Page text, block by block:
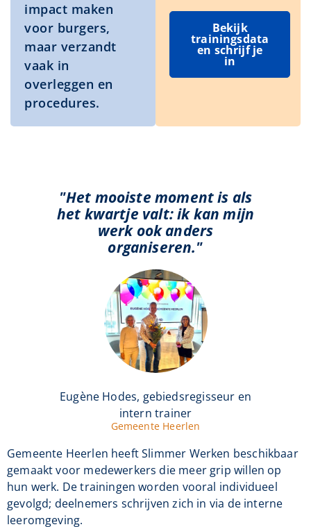
impact maken
voor burgers,
maar verzandt
vaak in
overleggen en
procedures.
Bekijk
trainingsdata
en schrijf je
in
"Het mooiste moment is als
het kwartje valt: ik kan mijn
werk ook anders
organiseren."
Eugène Hodes, gebiedsregisseur en
intern trainer
Gemeente Heerlen
Gemeente Heerlen heeft Slimmer Werken beschikbaar
gemaakt voor medewerkers die meer grip willen op
hun werk. De trainingen worden vooral individueel
gevolgd; deelnemers schrijven zich in via de interne
leeromgeving.